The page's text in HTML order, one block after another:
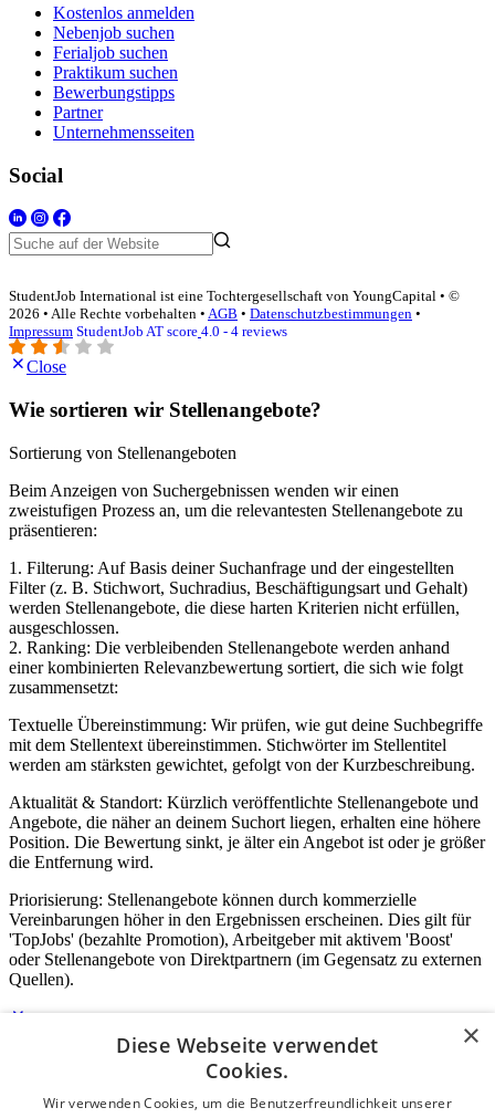
Kostenlos anmelden
Nebenjob suchen
Ferialjob suchen
Praktikum suchen
Bewerbungstipps
Partner
Unternehmensseiten
Social
StudentJob International ist eine Tochtergesellschaft von YoungCapital • ©
2026 • Alle Rechte vorbehalten • AGB • Datenschutzbestimmungen •
Impressum StudentJob AT score 4.0 - 4 reviews
Close
Wie sortieren wir Stellenangebote?
Sortierung von Stellenangeboten
Beim Anzeigen von Suchergebnissen wenden wir einen
zweistufigen Prozess an, um die relevantesten Stellenangebote zu
präsentieren:
1. Filterung: Auf Basis deiner Suchanfrage und der eingestellten
Filter (z. B. Stichwort, Suchradius, Beschäftigungsart und Gehalt)
werden Stellenangebote, die diese harten Kriterien nicht erfüllen,
ausgeschlossen.
2. Ranking: Die verbleibenden Stellenangebote werden anhand
einer kombinierten Relevanzbewertung sortiert, die sich wie folgt
zusammensetzt:
Textuelle Übereinstimmung: Wir prüfen, wie gut deine Suchbegriffe
mit dem Stellentext übereinstimmen. Stichwörter im Stellentitel
werden am stärksten gewichtet, gefolgt von der Kurzbeschreibung.
Aktualität & Standort: Kürzlich veröffentlichte Stellenangebote und
Angebote, die näher an deinem Suchort liegen, erhalten eine höhere
Position. Die Bewertung sinkt, je älter ein Angebot ist oder je größer
die Entfernung wird.
Priorisierung: Stellenangebote können durch kommerzielle
Vereinbarungen höher in den Ergebnissen erscheinen. Dies gilt für
'TopJobs' (bezahlte Promotion), Arbeitgeber mit aktivem 'Boost'
oder Stellenangebote von Direktpartnern (im Gegensatz zu externen
Quellen).
Login für Unternehmen
E-Mail*
×
Diese Webseite verwendet
Cookies.
Wir verwenden Cookies, um die Benutzerfreundlichkeit unserer